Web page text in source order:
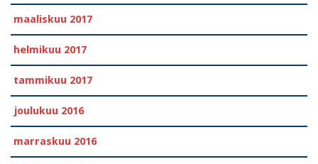
maaliskuu 2017
helmikuu 2017
tammikuu 2017
joulukuu 2016
marraskuu 2016